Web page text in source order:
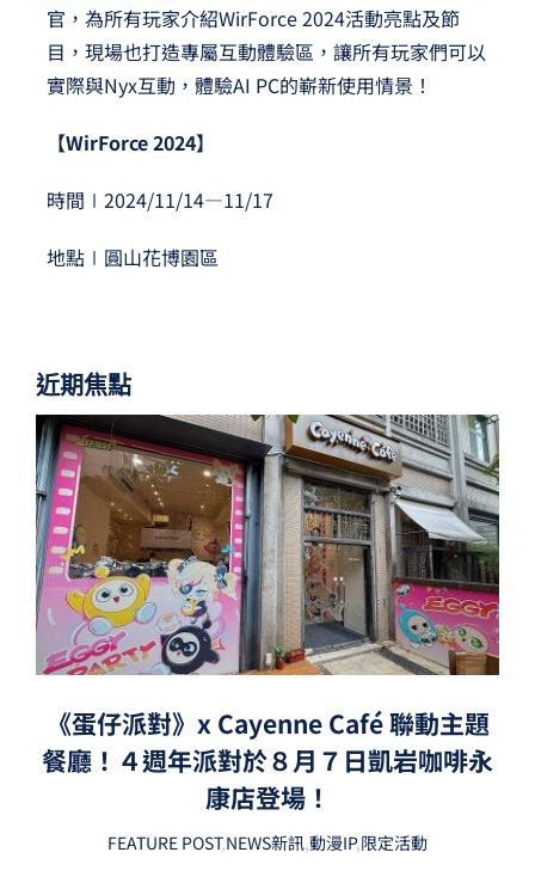
官，為所有玩家介紹WirForce 2024活動亮點及節
目，現場也打造專屬互動體驗區，讓所有玩家們可以
實際與Nyx互動，體驗AI PC的嶄新使用情景！
【WirForce 2024】
時間∣2024/11/14—11/17
地點∣圓山花博園區
近期焦點
《蛋仔派對》x Cayenne Café 聯動主題
餐廳！４週年派對於８月７日凱岩咖啡永
康店登場！
FEATURE POST,NEWS新訊,動漫IP,限定活動